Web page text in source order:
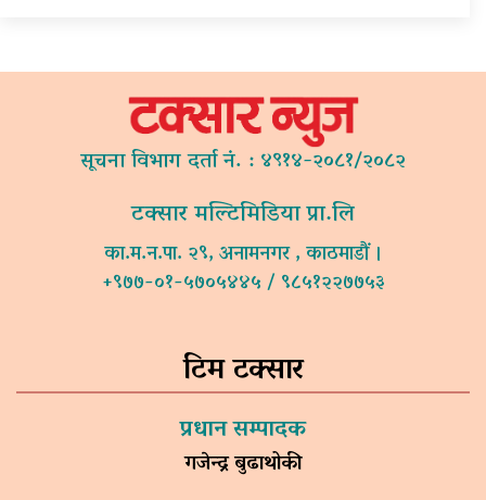
सूचना विभाग दर्ता नं. : ४९१४-२०८१/२०८२
टक्सार मल्टिमिडिया प्रा.लि
का.म.न.पा. २९, अनामनगर , काठमाडौं ।
+९७७-०१-५७०५४४५ / ९८५१२२७७५३
टिम टक्सार
प्रधान सम्पादक
गजेन्द्र बुढाथोकी